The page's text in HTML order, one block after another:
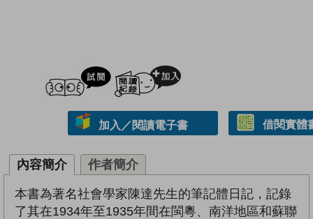
試閲
加入／閱讀電子書 借閱實體
內容簡介 作者簡介
本書為著名社會學家陳達先生的筆記體日記，記錄
了其在1934年至1935年間在閩粵、南洋地區和蘇聯